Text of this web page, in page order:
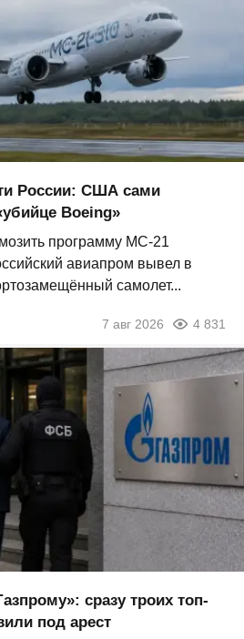
России: США сами
Boeing»
программу МС-21
авиапром вывел в
самолет...
7 авг 2026 4 831
сразу троих топ-
под арест